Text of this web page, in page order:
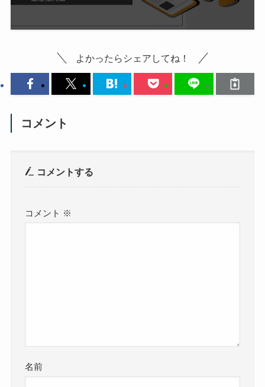
よかったらシェアしてね！
コメント
コメントする
コメント ※
名前